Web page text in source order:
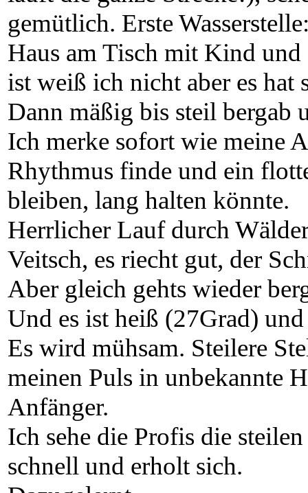
gemütlich. Erste
Haus am Tisch mit Kind
ist weiß ich nicht aber es hat
Dann mäßig bis steil bergab
Ich merke sofort wie meine
Rhythmus finde und ein
bleiben, lang halten könnte.
Herrlicher Lauf durch
Veitsch, es riecht gut, der
Aber gleich gehts wieder
Und es ist heiß (27Grad)
Es wird mühsam. Steilere
meinen Puls in unbekannte
Anfänger.
Ich sehe die Profis die
schnell und erholt sich.